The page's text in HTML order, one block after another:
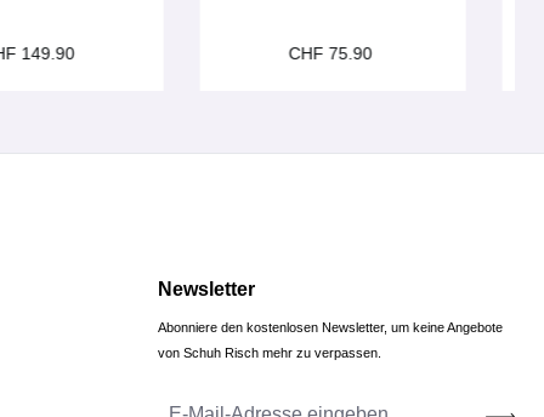
149.90 CHF 75.90
Newsletter
Abonniere den kostenlosen Newsletter, um keine Angebote
von Schuh Risch mehr zu verpassen.